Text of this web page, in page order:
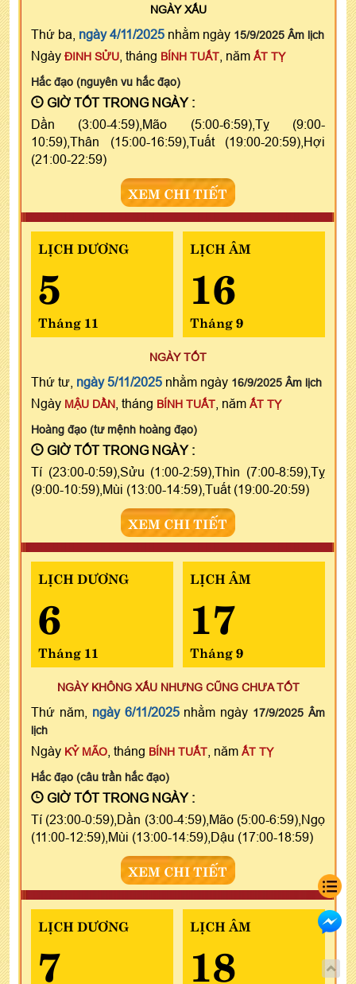
NGÀYXẤU
Thứ ba, ngày 4/11/2025 nhằm ngày 15/9/2025 Âm lịch
Ngày ĐINH SỬU , tháng BÍNH TUẤT , năm ẤT TỴ
Hắc đạo (nguyên vu hắc đạo)
GIỜ TỐT TRONG NGÀY :
Dần (3:00-4:59),Mão (5:00-6:59),Tỵ (9:00-
10:59),Thân (15:00-16:59),Tuất (19:00-20:59),Hợi
(21:00-22:59)
XEM CHI TIẾT
LỊCH DƯƠNG
5
Tháng 11
LỊCH ÂM
16
Tháng 9
NGÀY TỐT
Thứ tư, ngày 5/11/2025 nhằm ngày 16/9/2025 Âm lịch
Ngày MẬU DẦN , tháng BÍNH TUẤT , năm ẤT TỴ
Hoàng đạo (tư mệnh hoàng đạo)
GIỜ TỐT TRONG NGÀY :
Tí (23:00-0:59),Sửu (1:00-2:59),Thìn (7:00-8:59),Tỵ
(9:00-10:59),Mùi (13:00-14:59),Tuất (19:00-20:59)
XEM CHI TIẾT
LỊCH DƯƠNG
6
Tháng 11
LỊCH ÂM
17
Tháng 9
NGÀY KHÔNG XẤU NHƯNG CŨNG CHƯA TỐT
Thứ năm, ngày 6/11/2025nhằm ngày 17/9/2025 Âm
lịch
Ngày KỶ MÃO , tháng BÍNH TUẤT , năm ẤT TỴ
Hắc đạo (câu trần hắc đạo)
GIỜ TỐT TRONG NGÀY :
Tí (23:00-0:59),Dần (3:00-4:59),Mão (5:00-6:59),Ngọ
(11:00-12:59),Mùi (13:00-14:59),Dậu (17:00-18:59)
XEM CHI TIẾT
LỊCH DƯƠNG
7
LỊCH ÂM
18